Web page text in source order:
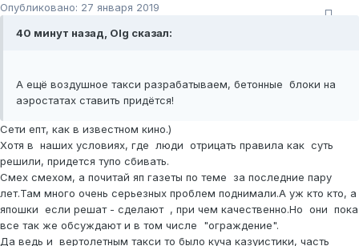
Опубликовано: 27 января 2019
40 минут назад, Olg сказал:
А ещё воздушное такси разрабатываем, бетонные блоки на
аэростатах ставить придётся!
Сети епт, как в известном кино.)
Хотя в наших условиях, где люди отрицать правила как суть
решили, придется тупо сбивать.
Смех смехом, а почитай яп газеты по теме за последние пару
лет.Там много очень серьезных проблем поднимали.А уж кто кто, а
япошки если решат - сделают , при чем качественно.Но они пока
все так же обсуждают и в том числе "ограждение".
Да ведь и вертолетным такси то было куча казуистики, часть